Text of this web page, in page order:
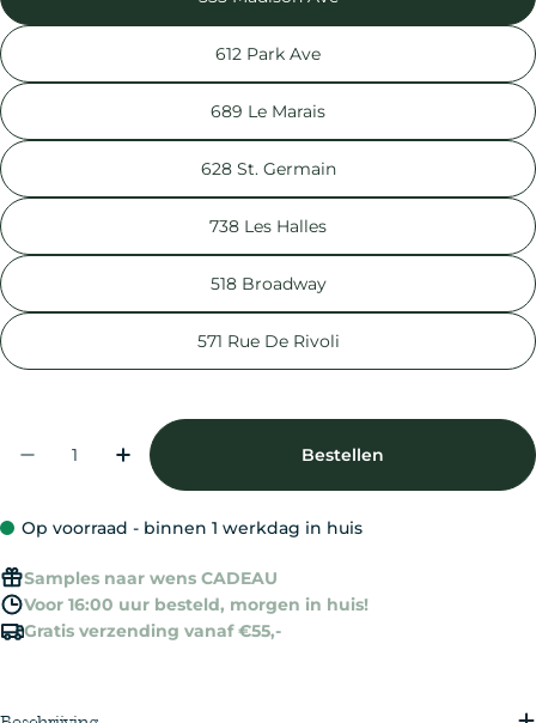
612 Park Ave
689 Le Marais
628 St. Germain
738 Les Halles
518 Broadway
571 Rue De Rivoli
Aantal Verlagen Voor Laura Mercier Caviar
Verhoog Het Aantal Voor Laura
Bestellen
Op voorraad - binnen 1 werkdag in huis
Samples naar wens CADEAU
Voor 16:00 uur besteld, morgen in huis!
Gratis verzending vanaf €55,-